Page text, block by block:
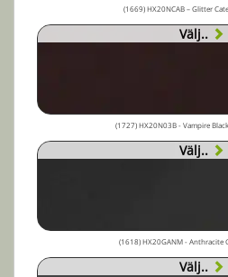
(1669) HX20NCAB – Glitter
Välj..
(1727) HX20N03B - Vampire
Välj..
(1618) HX20GANM - Anthracite
Välj..